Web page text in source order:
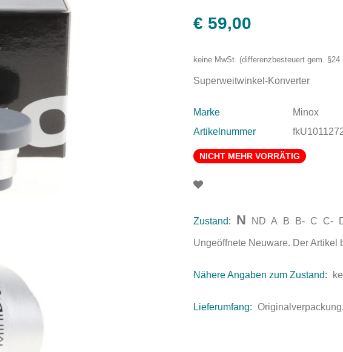
€ 59,00
keine MwSt. (differenzbesteuert gem. §24
Superweitwinkel-Konverter
Marke
Minox
Artikelnummer
NICHT MEHR VORRÄTIG
Zustand: N ND A B B- C C-
Ungeöffnete Neuware. Der
Nähere Angaben zum Zustand:
Lieferumfang: